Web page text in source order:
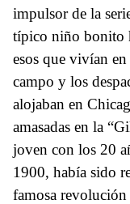
impulsor de la
típico niño bonito
esos que vivían
campo y los
alojaban en
amasadas en la
joven con los 20
1900, había sido
famosa revolución